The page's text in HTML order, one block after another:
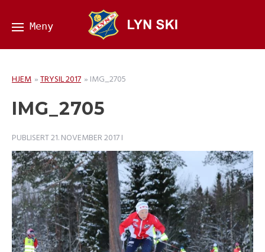
HJEM »TRYSIL 2017 » IMG_2705
IMG_2705
PUBLISERT21. NOVEMBER 2017I